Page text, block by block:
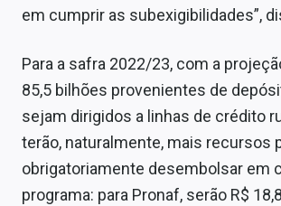
em cumprir as subexigibilidades”,
Para a safra 2022/23, com a
85,5 bilhões provenientes de
sejam dirigidos a linhas de crédito
terão, naturalmente, mais recursos
obrigatoriamente desembolsar em
programa: para Pronaf, serão R$